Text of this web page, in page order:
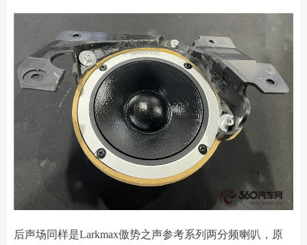
后声场同样是Larkmax傲势之声参考系列两分频喇叭，原